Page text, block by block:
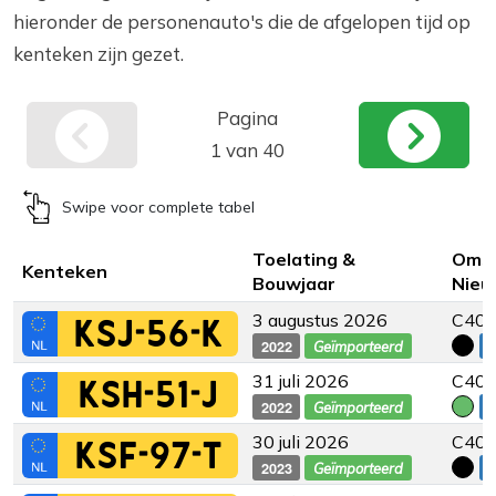
hieronder de personenauto's die de afgelopen tijd op
kenteken zijn gezet.
Pagina
1 van 40
Swipe voor complete tabel
Kenteken
Toelating &
Bouwjaar
KSJ-56-K 3 augustus 2026
2022 Geïmporteerd
C40
KSH-51-J 31 juli 2026
2022 Geïmporteerd
C40
KSF-97-T 30 juli 2026
2023 Geïmporteerd
C40